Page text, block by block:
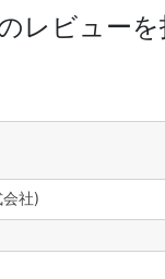
レビューを
社)